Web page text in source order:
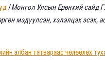
/Монгол Улсын Ерөнхий сайд
мэдүүлсэн,хэлэлцэх эсэх,
албан татвараас чөлөөлөх